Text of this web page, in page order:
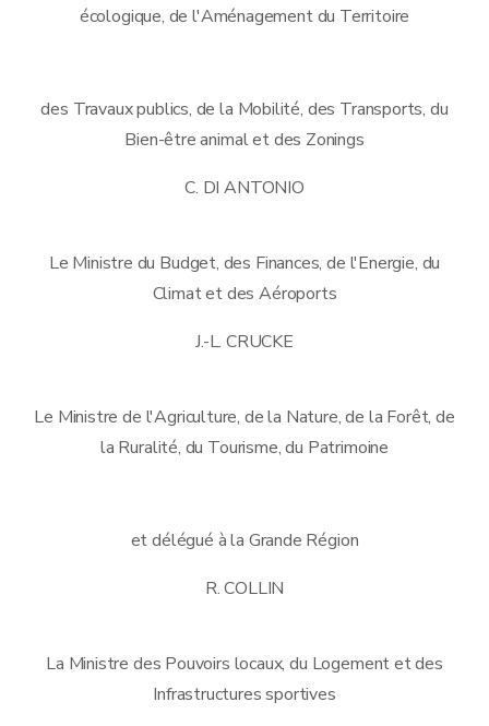
écologique, de l'Aménagement du Territoire
des Travaux publics, de la Mobilité, des Transports, du
Bien-être animal et des Zonings
C. DI ANTONIO
Le Ministre du Budget, des Finances, de l'Energie, du
Climat et des Aéroports
J.-L. CRUCKE
Le Ministre de l'Agriculture, de la Nature, de la Forêt, de
la Ruralité, du Tourisme, du Patrimoine
et délégué à la Grande Région
R. COLLIN
La Ministre des Pouvoirs locaux, du Logement et des
Infrastructures sportives